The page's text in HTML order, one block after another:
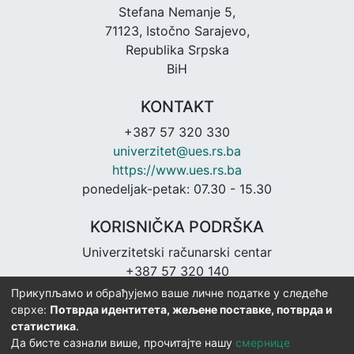
Stefana Nemanje 5,
71123, Istočno Sarajevo,
Republika Srpska
BiH
KONTAKT
+387 57 320 330
univerzitet@ues.rs.ba
https://www.ues.rs.ba
ponedeljak-petak: 07.30 - 15.30
KORISNIČKA PODRŠKA
Univerzitetski računarski centar
+387 57 320 140
urc@ues.rs.ba
https://urc.ues.rs.ba
Прикупљамо и обрађујемо ваше личне податке у следеће
сврхе: Потврда идентитета, жељене поставке, потврда и
статистика.
Да бисте сазнали више, прочитајте нашу смернице